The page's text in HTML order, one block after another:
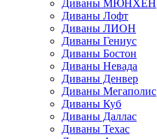
Диваны МЮНХЕН
Диваны Лофт
Диваны ЛИОН
Диваны Гениус
Диваны Бостон
Диваны Невада
Диваны Денвер
Диваны Мегаполис
Диваны Куб
Диваны Даллас
Диваны Техас